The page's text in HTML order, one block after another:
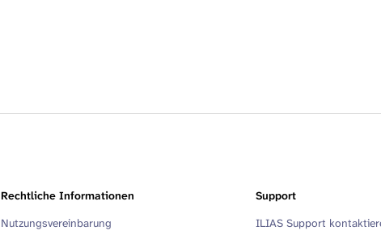
Rechtliche Informationen
Nutzungsvereinbarung
Support
ILIAS Support